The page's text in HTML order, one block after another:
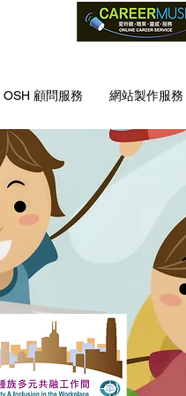
OSH 顧問服務 網站製作服務